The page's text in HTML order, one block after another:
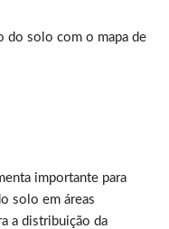
do solo com o mapa de
importante para
solo em áreas
a distribuição da